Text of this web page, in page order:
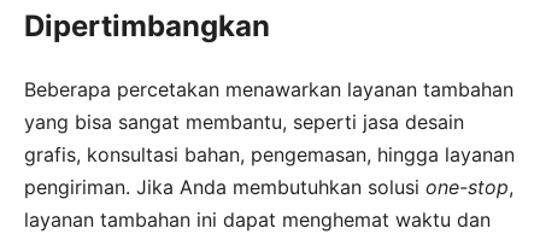
Dipertimbangkan
Beberapa percetakan menawarkan layanan tambahan
yang bisa sangat membantu, seperti jasa desain
grafis, konsultasi bahan, pengemasan, hingga layanan
pengiriman. Jika Anda membutuhkan solusi one-stop,
layanan tambahan ini dapat menghemat waktu dan